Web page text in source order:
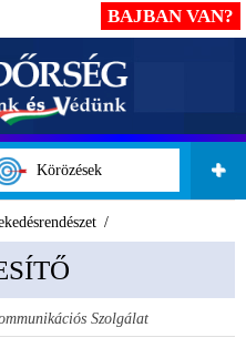
Körözések
BAJBAN VAN?
Szolgálat